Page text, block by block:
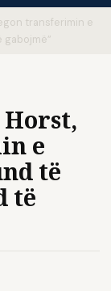
transferimin e
gabojmë”
e
të
të